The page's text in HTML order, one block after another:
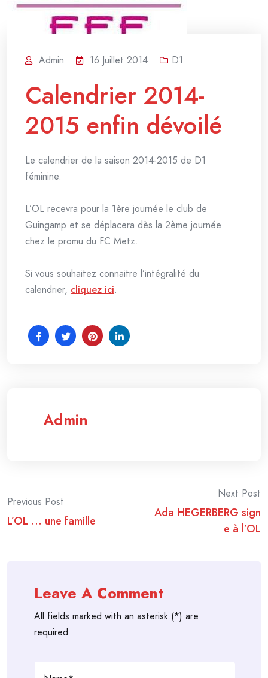
Admin 16 Juillet 2014 D1
Calendrier 2014-
2015 enfin dévoilé
Le calendrier de la saison 2014-2015 de D1
féminine.
L’OL recevra pour la 1ère journée le club de
Guingamp et se déplacera dès la 2ème journée
chez le promu du FC Metz.
Si vous souhaitez connaitre l’intégralité du
calendrier, cliquez ici.
Admin
Post
navigation
Previous Post
L’OL … une famille
Next Post
Ada HEGERBERG sign
e à l’OL
Leave A Comment
All fields marked with an asterisk (*) are
required